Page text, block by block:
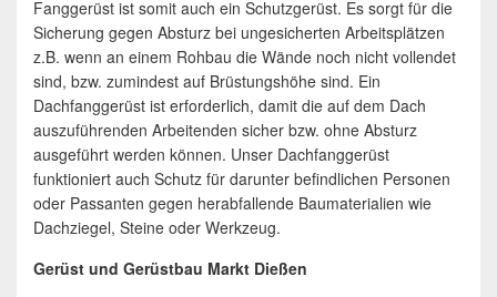
Fanggerüst ist somit auch ein Schutzgerüst. Es sorgt für die
Sicherung gegen Absturz bei ungesicherten Arbeitsplätzen
z.B. wenn an einem Rohbau die Wände noch nicht vollendet
sind, bzw. zumindest auf Brüstungshöhe sind. Ein
Dachfanggerüst ist erforderlich, damit die auf dem Dach
auszuführenden Arbeitenden sicher bzw. ohne Absturz
ausgeführt werden können. Unser Dachfanggerüst
funktioniert auch Schutz für darunter befindlichen Personen
oder Passanten gegen herabfallende Baumaterialien wie
Dachziegel, Steine oder Werkzeug.
Gerüst und Gerüstbau Markt Dießen